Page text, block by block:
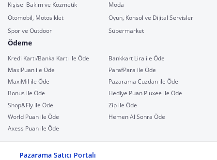
Kişisel Bakım ve Kozmetik
Moda
Otomobil, Motosiklet
Oyun, Konsol ve Dijital Servisler
Spor ve Outdoor
Süpermarket
Ödeme
Kredi Kartı/Banka Kartı ile Öde
Bankkart Lira ile Öde
MaxiPuan ile Öde
ParafPara ile Öde
MaxiMil ile Öde
Pazarama Cüzdan ile Öde
Bonus ile Öde
Hediye Puan Pluxee ile Öde
Shop&Fly ile Öde
Zip ile Öde
World Puan ile Öde
Hemen Al Sonra Öde
Axess Puan ile Öde
Pazarama Satıcı Portalı